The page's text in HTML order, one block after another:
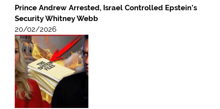
Prince Andrew Arrested, Israel Controlled Epstein’s
Security Whitney Webb
20/02/2026